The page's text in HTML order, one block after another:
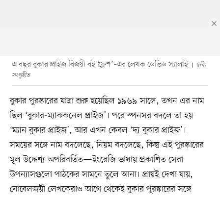
এ বছর বুকার প্রাইজ বিজয়ী বই ‘ফ্লেশ’–এর লেখক ডেভিড স্যালাই
ছবি:
সংগৃহীত
বুকার পুরস্কারের যাত্রা শুরু হয়েছিল ১৯৬৯ সালে, তখন এর নাম
ছিল ‘বুকার-ম্যাককনেল প্রাইজ’। পরে স্পনসর বদলে তা হয়
‘ম্যান বুকার প্রাইজ’, আর এখন কেবল ‘দ্য বুকার প্রাইজ’।
সময়ের সঙ্গে নাম বদলেছে, নিয়ম বদলেছে, কিন্তু এই পুরস্কারের
মূল উদ্দেশ্য অপরিবর্তিত—ইংরেজি ভাষায় প্রকাশিত সেরা
উপন্যাসগুলো পাঠকের সামনে তুলে আনা। প্রায়ই দেখা যায়,
নোবেলজয়ী লেখকেরাও আগে থেকেই বুকার পুরস্কারের সঙ্গে